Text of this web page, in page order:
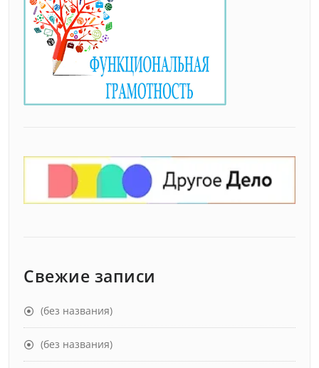
Свежие записи
(без названия)
(без названия)